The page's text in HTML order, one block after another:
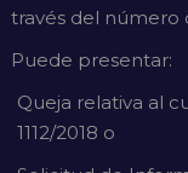
través del número
Puede presentar:
Queja relativa al
1112/2018 o